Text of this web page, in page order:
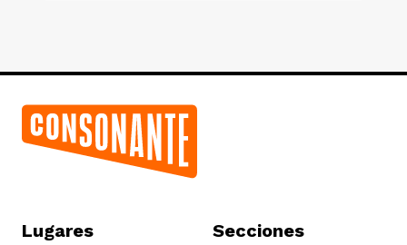
Lugares Secciones